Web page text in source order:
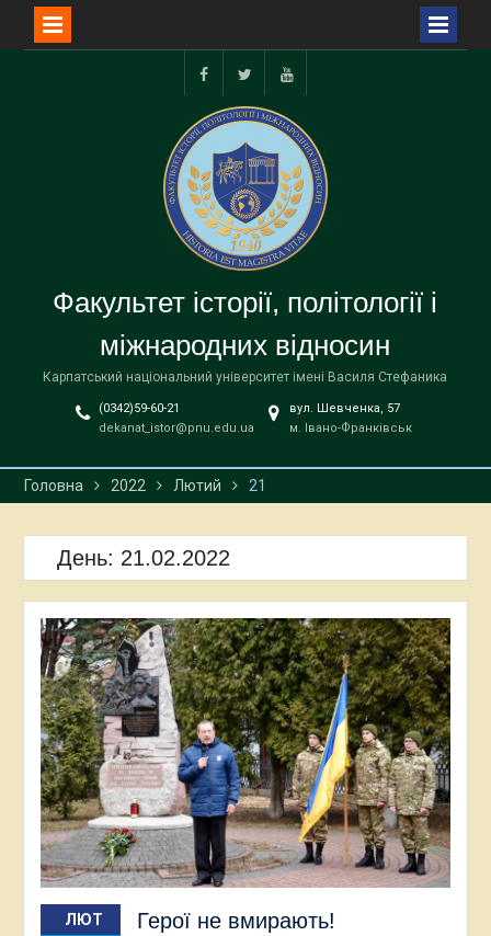
facebooktwitter youtube
Факультет історії, політології і
міжнародних відносин
Карпатський національний університет імені Василя Стефаника
(0342)59-60-21
dekanat_istor@pnu.edu.ua
вул. Шевченка, 57
м. Івано-Франківськ
Головна 2022 Лютий 21
День: 21.02.2022
ЛЮТ Герої не вмирають!